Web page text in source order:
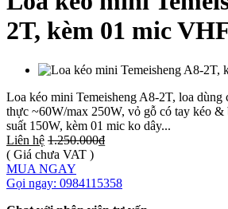
2T, kèm 01 mic
Loa kéo mini Temeisheng A8-2T, loa dùng
thực ~60W/max 250W, vỏ gỗ có tay kéo &
suất 150W, kèm 01 mic ko dây...
Liên hệ 1.250.000₫
( Giá chưa VAT )
MUA NGAY
Gọi ngay: 0984115358